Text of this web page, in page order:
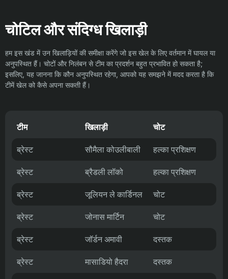
चोटिल और संदिग्ध खिलाड़ी
हम इस खंड में उन खिलाड़ियों की समीक्षा करेंगे जो इस खेल के लिए वर्तमान में घायल या
अनुपस्थित हैं। चोटों और निलंबन से टीम का प्रदर्शन बहुत प्रभावित हो सकता है;
इसलिए, यह जानना कि कौन अनुपस्थित रहेगा, आपको यह समझने में मदद करता है कि
टीमें खेल को कैसे अपना सकती हैं।
टीम खिलाड़ी चोट
ब्रेस्ट सौमैला कोउलीबाली हल्का प्रशिक्षण
ब्रेस्ट ब्रैडली लॉको हल्का प्रशिक्षण
ब्रेस्ट जूलियन ले कार्डिनल चोट
ब्रेस्ट जोनास मार्टिन चोट
ब्रेस्ट जॉर्डन अमावी दस्तक
ब्रेस्ट मासाडियो हैदरा दस्तक